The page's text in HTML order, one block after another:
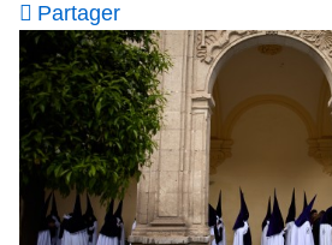
Partager